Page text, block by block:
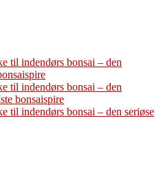
til indendørs bonsai – den
til indendørs bonsai – den
bonsaispire
til indendørs bonsai – den seriøse